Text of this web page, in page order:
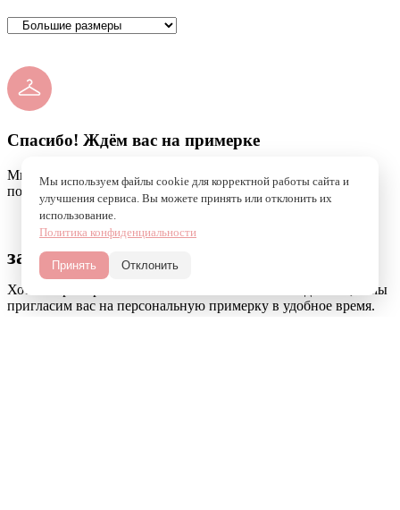
Спасибо! Ждём вас на примерке
Мы уже получили вашу заявку и скоро свяжемся, чтобы
подтвердить удобную для вас дату и время. До встречи!
записаться на примерку
Хотите примерить платье мечты? Укажите свои данные, и мы
пригласим вас на персональную примерку в удобное время.
Мы используем файлы cookie для корректной работы сайта и
улучшения сервиса. Вы можете принять или отклонить их
использование.
Политика конфиденциальности
Принять Отклонить